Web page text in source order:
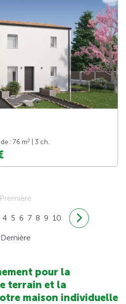
: 76 m2
| 3 ch.
Première
4 5 6 7 8 9 10
Dernière
pour la
terrain et la
maison individuelle